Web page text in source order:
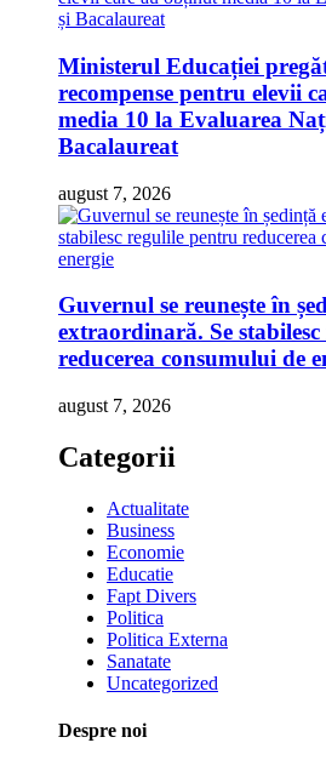
Ministerul Educației
recompense pentru elevii
media 10 la Evaluarea
Bacalaureat
august 7, 2026
Guvernul se reunește în
extraordinară. Se
reducerea consumului de
august 7, 2026
Categorii
Actualitate
Business
Economie
Educatie
Fapt Divers
Politica
Politica Externa
Sanatate
Uncategorized
Despre noi